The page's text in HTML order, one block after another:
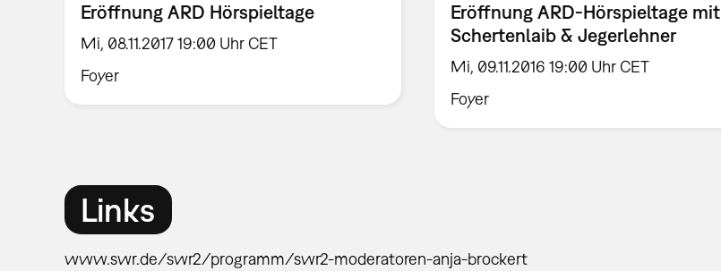
Eröffnung ARD Hörspieltage
Mi, 08.11.2017 19:00 Uhr CET
Foyer
Eröffnung ARD-Hörspieltage mit
Schertenlaib & Jegerlehner
Mi, 09.11.2016 19:00 Uhr CET
Foyer
Links
www.swr.de/swr2/programm/swr2-moderatoren-anja-brockert